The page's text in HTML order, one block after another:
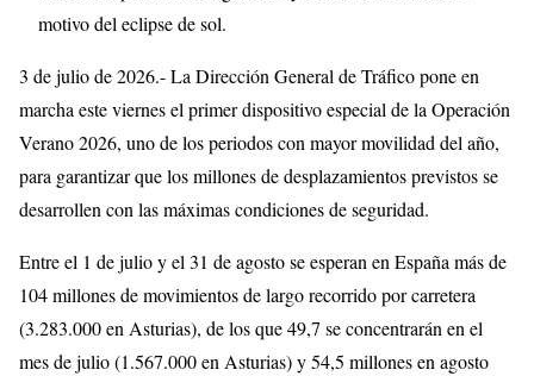
motivo del eclipse de sol.
3 de julio de 2026.- La Dirección General de Tráfico pone en
marcha este viernes el primer dispositivo especial de la Operación
Verano 2026, uno de los periodos con mayor movilidad del año,
para garantizar que los millones de desplazamientos previstos se
desarrollen con las máximas condiciones de seguridad.
Entre el 1 de julio y el 31 de agosto se esperan en España más de
104 millones de movimientos de largo recorrido por carretera
(3.283.000 en Asturias), de los que 49,7 se concentrarán en el
mes de julio (1.567.000 en Asturias) y 54,5 millones en agosto